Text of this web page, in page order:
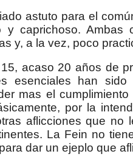
astuto para el
y caprichoso. Ambas
y, a la vez, poco
acaso 20 años de
esenciales han
mas el
por la
aflicciones que no
La Fein no
dar un ejeplo que